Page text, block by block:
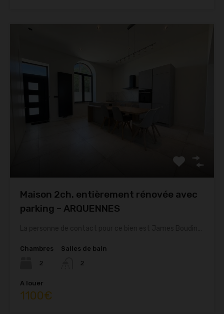
Maison 2ch. entièrement rénovée avec
parking – ARQUENNES
Chambres
2
Salles de bain
2
A louer
1100€